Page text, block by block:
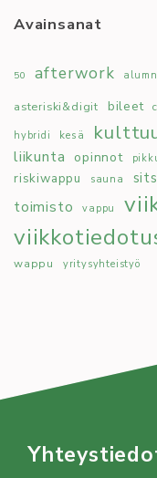
Avainsanat
50 afterwork
asteriski&digit bileet
hybridi kesä
liikunta opinnot
riskiwappu sauna
toimisto vappu
wappu yritysyhteistyö